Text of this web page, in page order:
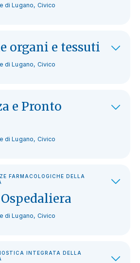
di Lugano, Civico
organi e tessuti
di Lugano, Civico
e Pronto
di Lugano, Civico
FARMACOLOGICHE DELLA
di Lugano, Civico
INTEGRATA DELLA